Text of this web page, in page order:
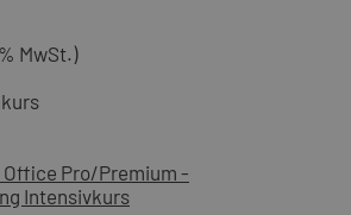
MwSt.)
Pro/Premium -
Intensivkurs